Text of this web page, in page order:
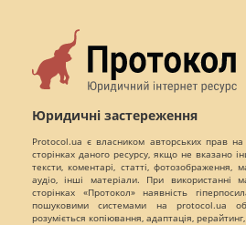
Юридичні застереження
Protocol.ua є власником авторських прав
сторінках даного ресурсу, якщо не вказано
тексти, коментарі, статті, фотозображення,
аудіо, інші матеріали. При використанні
сторінках «Протокол» наявність
пошуковими системами на protocol.ua
розуміється копіювання, адаптація,